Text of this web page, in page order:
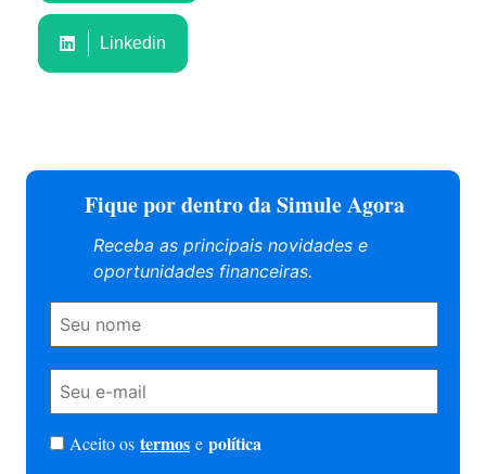
Linkedin
Fique por dentro da Simule Agora
Receba as principais novidades e
oportunidades financeiras.
Aceito os termos e política